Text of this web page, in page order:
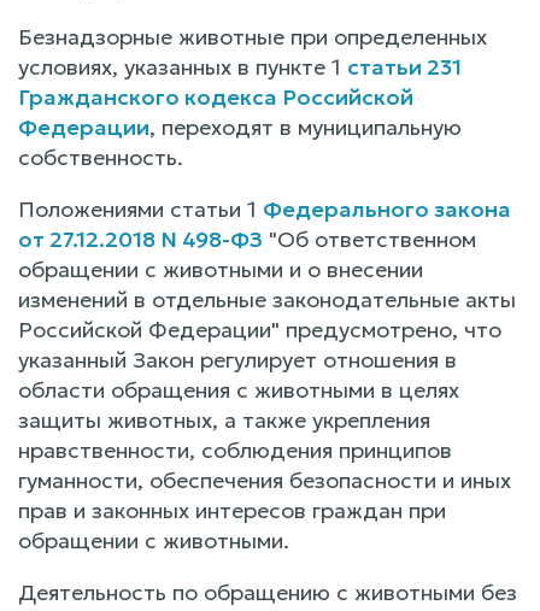
Безнадзорные животные при определенных
условиях, указанных в пункте 1 статьи 231
Гражданского кодекса Российской
Федерации, переходят в муниципальную
собственность.
Положениями статьи 1 Федерального закона
от 27.12.2018 N 498-ФЗ "Об ответственном
обращении с животными и о внесении
изменений в отдельные законодательные акты
Российской Федерации" предусмотрено, что
указанный Закон регулирует отношения в
области обращения с животными в целях
защиты животных, а также укрепления
нравственности, соблюдения принципов
гуманности, обеспечения безопасности и иных
прав и законных интересов граждан при
обращении с животными.
Деятельность по обращению с животными без